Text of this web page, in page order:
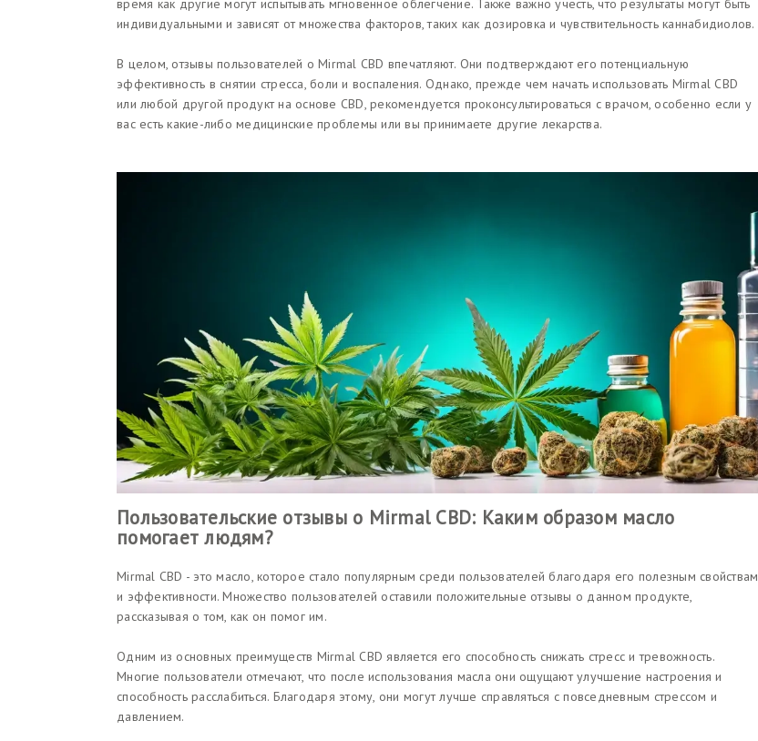
время как другие могут испытывать мгновенное облегчение. Также важно учесть, что результаты могут быть
индивидуальными и зависят от множества факторов, таких как дозировка и чувствительность каннабидиолов.
В целом, отзывы пользователей о Mirmal CBD впечатляют. Они подтверждают его потенциальную
эффективность в снятии стресса, боли и воспаления. Однако, прежде чем начать использовать Mirmal CBD
или любой другой продукт на основе CBD, рекомендуется проконсультироваться с врачом, особенно если у
вас есть какие-либо медицинские проблемы или вы принимаете другие лекарства.
Пользовательские отзывы о Mirmal CBD: Каким образом масло
помогает людям?
Mirmal CBD - это масло, которое стало популярным среди пользователей благодаря его полезным свойствам
и эффективности. Множество пользователей оставили положительные отзывы о данном продукте,
рассказывая о том, как он помог им.
Одним из основных преимуществ Mirmal CBD является его способность снижать стресс и тревожность.
Многие пользователи отмечают, что после использования масла они ощущают улучшение настроения и
способность расслабиться. Благодаря этому, они могут лучше справляться с повседневным стрессом и
давлением.